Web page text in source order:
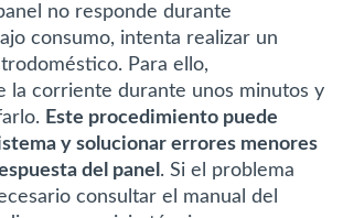
no responde durante
consumo, intenta realizar un
Para ello,
la corriente durante unos minutos y
Este procedimiento puede
y solucionar errores menores
del panel . Si el problema
consultar el manual del